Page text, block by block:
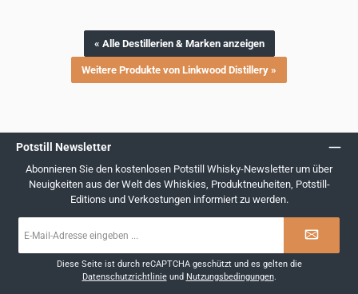
« Alle Destillerien & Marken anzeigen
Weitere Produkte von Linkwood Distillery »
Potstill Newsletter
Abonnieren Sie den kostenlosen Potstill Whisky-Newsletter um über
Neuigkeiten aus der Welt des Whiskies, Produktneuheiten, Potstill-
Editions und Verkostungen informiert zu werden.
Mail-
Diese Seite ist durch reCAPTCHA geschützt und es gelten die
Datenschutzrichtlinieund Nutzungsbedingungen.